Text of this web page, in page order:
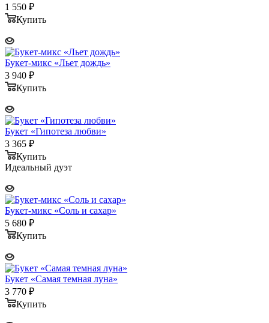
1 550 ₽
Купить
Букет-микс «Льет дождь»
3 940 ₽
Купить
Букет «Гипотеза любви»
3 365 ₽
Купить
Идеальный дуэт
Букет-микс «Соль и сахар»
5 680 ₽
Купить
Букет «Самая темная луна»
3 770 ₽
Купить